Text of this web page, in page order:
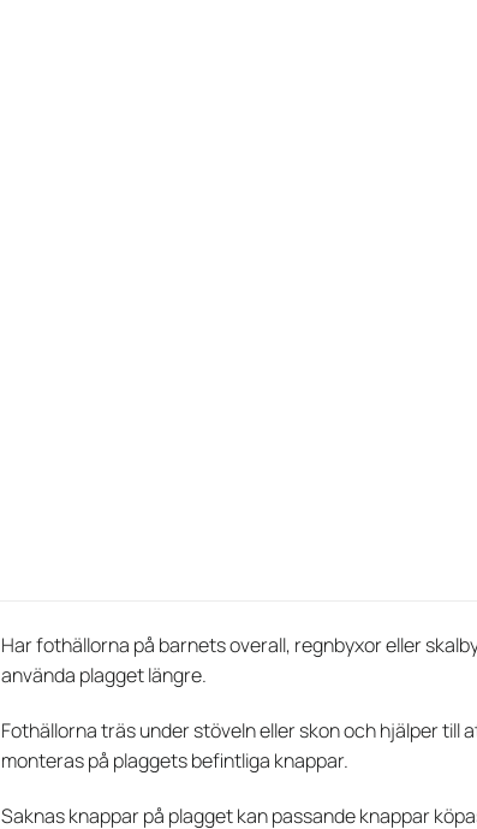
Har fothällorna på barnets overall, regnbyxor eller
använda plagget längre.
Fothällorna träs under stöveln eller skon och hjälper till
monteras på plaggets befintliga knappar.
Saknas knappar på plagget kan passande knappar